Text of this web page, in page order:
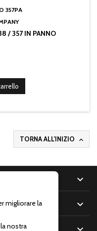
357PA
/ 357 IN PANNO
TORNA ALL'INIZIO 


migliorare la
nostra